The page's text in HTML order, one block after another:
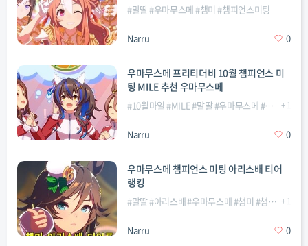
#말딸#우마무스메#챔미 #챔피언스미팅
Narru 0
우마무스메 프리티더비 10월 챔피언스 미
팅 MILE 추천 우마무스메
#10월마일 #MILE#말딸#우마무스메#챔미 #챔피
+1
Narru 0
우마무스메 챔피언스 미팅 아리스배 티어
랭킹
#말딸#아리스배#우마무스메#챔미 #챔피언스미팅 +1
Narru 0